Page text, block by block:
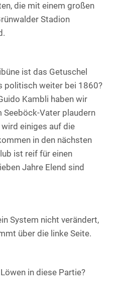
die mit einem großen
Stadion
ist das Getuschel
politisch weiter bei 1860?
Kambli haben wir
Seeböck-Vater plaudern
wird einiges auf die
in den nächsten
ist reif für einen
Jahre Elend sind
System nicht verändert,
über die linke Seite.
in diese Partie?